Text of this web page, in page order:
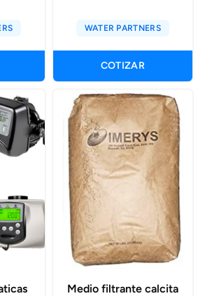
WATER PARTNERS
COTIZAR
Medio filtrante calcita